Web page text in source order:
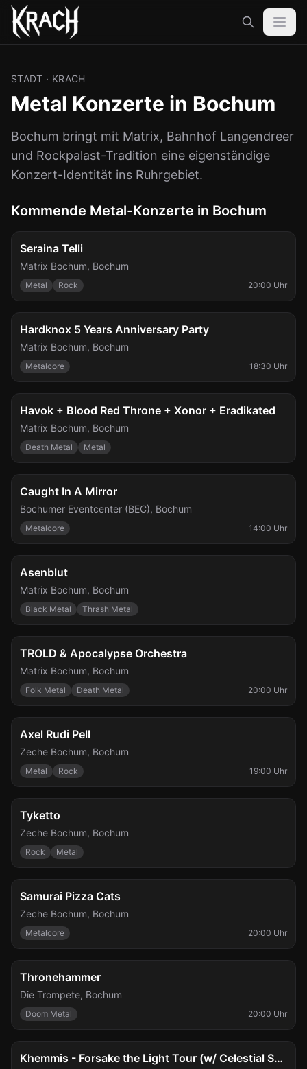
STADT · KRACH
Metal Konzerte in Bochum
Bochum bringt mit Matrix, Bahnhof Langendreer
und Rockpalast-Tradition eine eigenständige
Konzert-Identität ins Ruhrgebiet.
Kommende Metal-Konzerte in Bochum
Fr., 4. Sept.
Seraina Telli
Matrix Bochum, Bochum
Metal Rock 20:00 Uhr
Sa., 5. Sept.
Hardknox 5 Years Anniversary Party
Matrix Bochum, Bochum
Metalcore 18:30 Uhr
Fr., 11. Sept.
Havok + Blood Red Throne + Xonor + Eradikated
Matrix Bochum, Bochum
Death Metal Metal
Sa., 12. Sept.
Caught In A Mirror
Bochumer Eventcenter (BEC), Bochum
Metalcore 14:00 Uhr
Do., 17. Sept.
Asenblut
Matrix Bochum, Bochum
Black Metal Thrash Metal
So., 20. Sept.
TROLD & Apocalypse Orchestra
Matrix Bochum, Bochum
Folk Metal Death Metal 20:00 Uhr
So., 27. Sept.
Axel Rudi Pell
Zeche Bochum, Bochum
Metal Rock 19:00 Uhr
Mo., 5. Okt.
Tyketto
Zeche Bochum, Bochum
Rock Metal
Mi., 7. Okt.
Samurai Pizza Cats
Zeche Bochum, Bochum
Metalcore 20:00 Uhr
Do., 8. Okt.
Thronehammer
Die Trompete, Bochum
Doom Metal 20:00 Uhr
Sa., 10. Okt. Khemmis - Forsake the Light Tour (w/ Celestial Sanctuary)